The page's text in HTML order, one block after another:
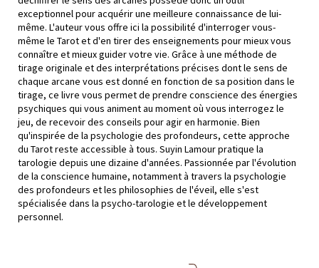
exceptionnel pour acquérir une meilleure connaissance de lui-
même. L'auteur vous offre ici la possibilité d'interroger vous-
même le Tarot et d'en tirer des enseignements pour mieux vous
connaître et mieux guider votre vie. Grâce à une méthode de
tirage originale et des interprétations précises dont le sens de
chaque arcane vous est donné en fonction de sa position dans le
tirage, ce livre vous permet de prendre conscience des énergies
psychiques qui vous animent au moment où vous interrogez le
jeu, de recevoir des conseils pour agir en harmonie. Bien
qu'inspirée de la psychologie des profondeurs, cette approche
du Tarot reste accessible à tous. Suyin Lamour pratique la
tarologie depuis une dizaine d'années. Passionnée par l'évolution
de la conscience humaine, notamment à travers la psychologie
des profondeurs et les philosophies de l'éveil, elle s'est
spécialisée dans la psycho-tarologie et le développement
personnel.